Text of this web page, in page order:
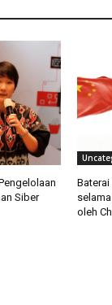
Siber
Baterai
oleh